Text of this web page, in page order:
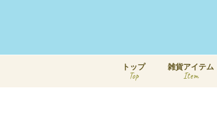
トップ
Top
雑貨アイテム
Item